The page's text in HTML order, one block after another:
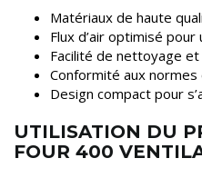
Matériaux de haute
Flux d’air optimisé
Facilité de nettoyage
Conformité aux
Design compact pour
UTILISATION DU
FOUR 400